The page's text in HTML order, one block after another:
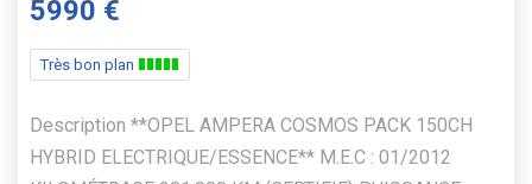
5990 €
Très bon plan
Description **OPEL AMPERA COSMOS PACK 150CH
HYBRID ELECTRIQUE/ESSENCE** M.E.C : 01/2012